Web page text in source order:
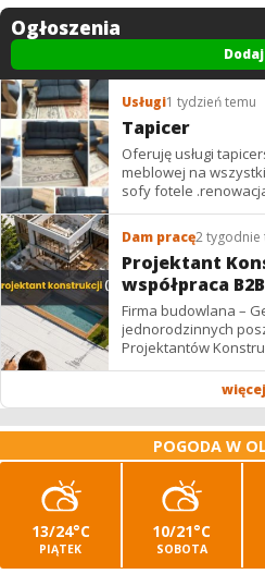
Ogłoszenia
Dodaj
Usługi1 tydzień temu
Tapicer
Oferuję usługi
meblowej na wszystkich
Dam pracę2 tygodnie
Projektant
współpraca
Firma budowlana –
jednorodzinnych
Projektantów Konstrukcji. Forma
więcej
POGODA W
13/24°C
PIĄTEK
10/21°C
SOBOTA